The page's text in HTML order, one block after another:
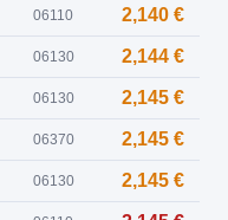
06110 2,140 €
06130 2,144 €
06130 2,145 €
06370 2,145 €
06130 2,145 €